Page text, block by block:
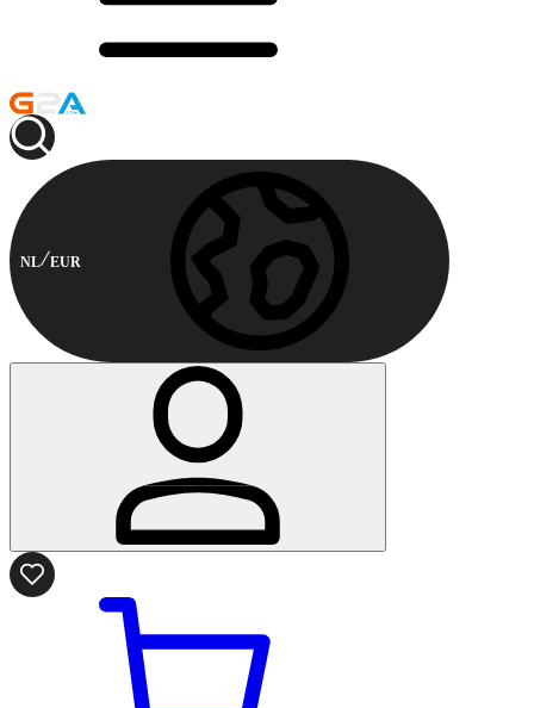
NL EUR